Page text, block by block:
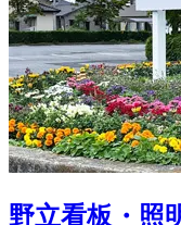
野立看板・照